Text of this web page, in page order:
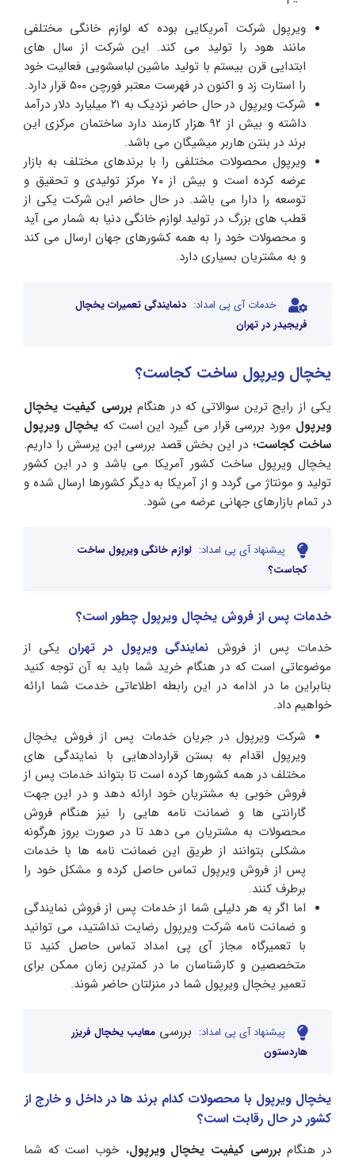
ویرپول شرکت آمریکایی بوده که لوازم خانگی مختلفی
مانند هود را تولید می کند. این شرکت از سال‌ های
ابتدایی قرن بیستم با تولید ماشین لباسشویی فعالیت خود
را استارت زد و اکنون در فهرست معتبر فورچن ۵۰۰ قرار دارد.
شرکت ویرپول در حال حاضر نزدیک به ۲۱ میلیارد دلار درآمد
داشته و بیش از ۹۲ هزار کارمند دارد ساختمان مرکزی این
برند در بنتن هاربر میشیگان می باشد.
ویرپول محصولات مختلفی را با برندهای مختلف به بازار
عرضه کرده است و بیش از ۷۰ مرکز تولیدی و تحقیق و
توسعه را دارا می باشد. در حال حاضر این شرکت یکی از
قطب های بزرگ در تولید لوازم خانگی دنیا به شمار می آید
و محصولات خود را به همه کشورهای جهان ارسال می‌ کند
و به مشتریان بسیاری دارد.
خدمات آی پی امداد: دنمایندگی تعمیرات یخچال
فریجیدر در تهران
یخچال ویرپول ساخت کجاست؟
یکی از رایج ترین سوالاتی که در هنگامبررسی کیفیت یخچال
ویرپول مورد بررسی قرار می گیرد این است که یخچال ویرپول
ساخت کجاست؛ در این بخش قصد بررسی این پرسش را داریم.
یخچال ویرپول ساخت کشور آمریکا می باشد و در این کشور
تولید و مونتاژ می گردد و از آمریکا به دیگر کشورها ارسال شده و
در تمام بازارهای جهانی عرضه می ‌شود.
پیشنهاد آی پی امداد: لوازم خانگی ویرپول ساخت
کجاست؟
خدمات پس از فروش یخچال ویرپول چطور است؟
خدمات پس از فروش نمایندگی ویرپول در تهران یکی از
موضوعاتی است که در هنگام خرید شما باید به آن توجه کنید
بنابراین ما در ادامه در این رابطه اطلاعاتی خدمت شما ارائه
خواهیم داد.
شرکت ویرپول در جریان خدمات پس از فروش یخچال
ویرپول اقدام به بستن قراردادهایی با نمایندگی های
مختلف در همه کشورها کرده است تا بتواند خدمات پس از
فروش خوبی به مشتریان خود ارائه دهد و در این جهت
گارانتی ها و ضمانت نامه هایی را نیز هنگام فروش
محصولات به مشتریان می دهد تا در صورت بروز هرگونه
مشکلی بتوانند از طریق این ضمانت نامه ها با خدمات
پس از فروش ویرپول تماس حاصل کرده و مشکل خود را
برطرف کنند.
اما اگر به هر دلیلی شما از خدمات پس از فروش نمایندگی
و ضمانت نامه شرکت ویرپول رضایت نداشتید، می توانید
با تعمیرگاه‌ مجاز آی پی امداد تماس حاصل کنید تا
متخصصین و کارشناسان ما در کمترین زمان ممکن برای
تعمیر یخچال ویرپول شما در منزلتان حاضر شوند.
پیشنهاد آی پی امداد: بررسی معایب یخچال فریزر
هاردستون
یخچال ویرپول با محصولات کدام برند ها در داخل و خارج از
کشور در حال رقابت است؟
در هنگامبررسی کیفیت یخچال ویرپول، خوب است که شما